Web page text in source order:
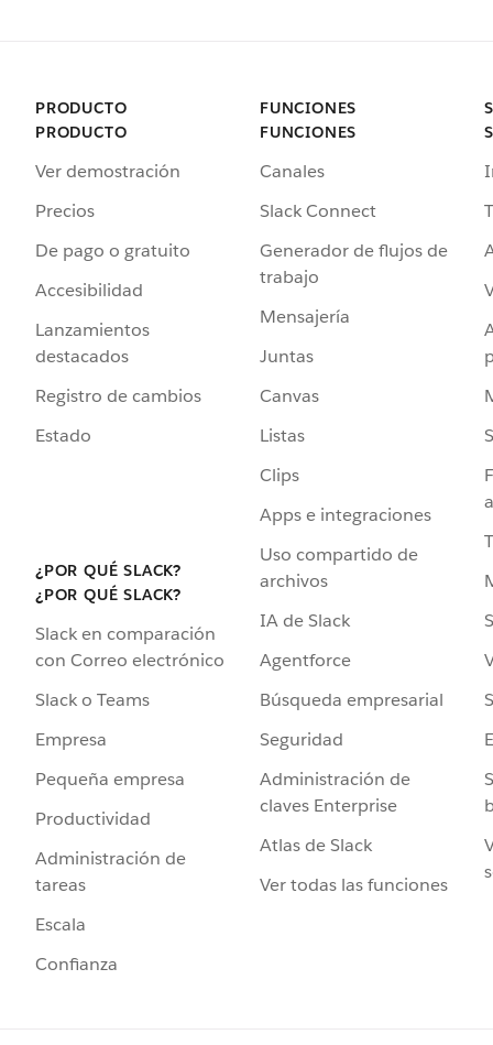
PRODUCTO
PRODUCTO
Ver demostración
Precios
De pago o gratuito
Accesibilidad
Lanzamientos
destacados
Registro de cambios
Estado
¿POR QUÉ SLACK?
¿POR QUÉ SLACK?
Slack en comparación
con Correo electrónico
Slack o Teams
Empresa
Pequeña empresa
Productividad
Administración de
tareas
Escala
Confianza
FUNCIONES
FUNCIONES
Canales
Slack Connect
Generador de flujos de
trabajo
Mensajería
Juntas
Canvas
Listas
Clips
Apps e integraciones
Uso compartido de
archivos
IA de Slack
Agentforce
Búsqueda empresarial
Seguridad
Administración de
claves Enterprise
Atlas de Slack
Ver todas las funciones